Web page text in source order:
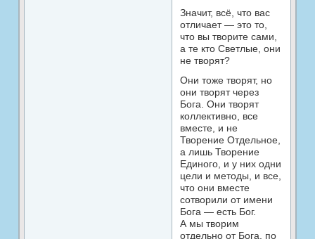
Значит, всё, что вас
отличает — это то,
что вы творите сами,
а те кто Светлые, они
не творят?
Они тоже творят, но
они творят через
Бога. Они творят
коллективно, все
вместе, и не
Творение Отдельное,
а лишь Творение
Единого, и у них одни
цели и методы, и все,
что они вместе
сотворили от имени
Бога — есть Бог.
А мы творим
отдельно от Бога, по